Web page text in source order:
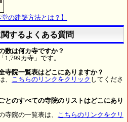
の建築方法とは？】
するよくある質問
数は何カ寺ですか？
1,799カ寺」です。
寺院一覧表はどこにありますか？
、
こちらのリンクをクリック してくださ
とのすべての寺院のリストはどこにあり
寺院の一覧表は、
こちらのリンクをクリ